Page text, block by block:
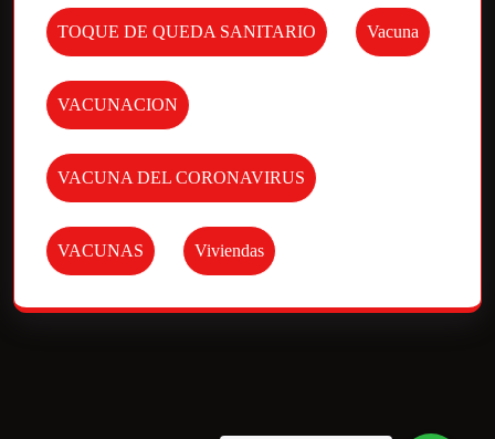
TOQUE DE QUEDA SANITARIO Vacuna
VACUNACION
VACUNA DEL CORONAVIRUS
VACUNAS Viviendas